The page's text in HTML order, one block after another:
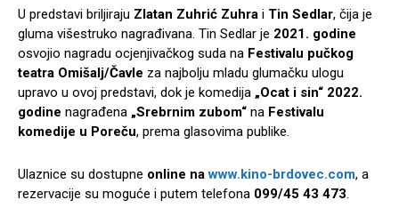
U predstavi briljiraju Zlatan Zuhrić Zuhra i Tin Sedlar, čija je
gluma višestruko nagrađivana. Tin Sedlar je 2021. godine
osvojio nagradu ocjenjivačkog suda na Festivalu pučkog
teatra Omišalj/Čavle za najbolju mladu glumačku ulogu
upravo u ovoj predstavi, dok je komedija „Ocat i sin“ 2022.
godine nagrađena „Srebrnim zubom“ na Festivalu
komedije u Poreču, prema glasovima publike.
Ulaznice su dostupne online nawww.kino-brdovec.com, a
rezervacije su moguće i putem telefona 099/45 43 473.